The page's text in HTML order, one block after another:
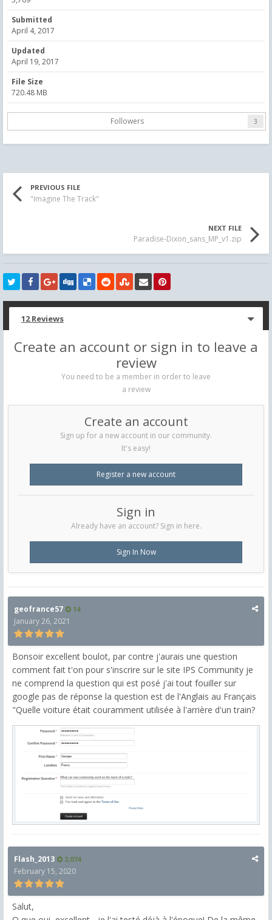
Submitted
April 4, 2017
Updated
April 19, 2017
File Size
720.48 MB
Followers 3
PREVIOUS FILE
"Imagine The Track"
NEXT FILE
Paradise-Dixon_sans_MP_v1.zip
12 Reviews
Create an account or sign in to leave a
review
You need to be a member in order to leave
a review
Create an account
Sign up for a new account in our community.
It's easy!
Register a new account
Sign in
Already have an account? Sign in here.
Sign In Now
geofrance57 14
January 26, 2021
Bonsoir excellent boulot, par contre j'aurais une question
comment fait t'on pour s'inscrire sur le site IPS Community je
ne comprend la question qui est posé j'ai tout fouiller sur
google pas de réponse la question est de l'Anglais au Français
"Quelle voiture était couramment utilisée à l'arrière d'un train?
Flash_2013 2,074
February 15, 2020
Salut,